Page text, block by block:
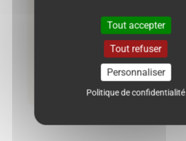
Rose
5.50€
Ajouter au panier
Tout accepter
Tout refuser
Personnaliser
Politique de confidentialité